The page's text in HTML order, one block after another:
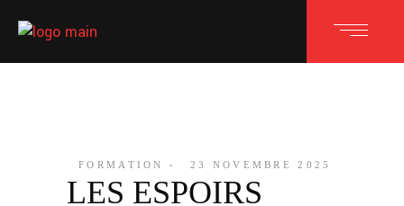
FORMATION 23 NOVEMBRE 2025
LES ESPOIRS